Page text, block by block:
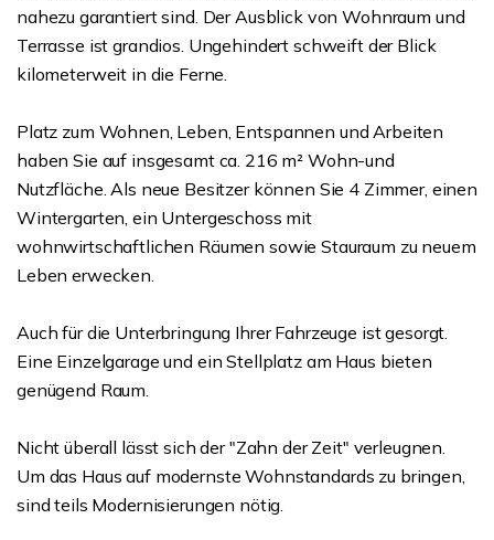
nahezu garantiert sind. Der Ausblick von Wohnraum und
Terrasse ist grandios. Ungehindert schweift der Blick
kilometerweit in die Ferne.
Platz zum Wohnen, Leben, Entspannen und Arbeiten
haben Sie auf insgesamt ca. 216 m² Wohn-und
Nutzfläche. Als neue Besitzer können Sie 4 Zimmer, einen
Wintergarten, ein Untergeschoss mit
wohnwirtschaftlichen Räumen sowie Stauraum zu neuem
Leben erwecken.
Auch für die Unterbringung Ihrer Fahrzeuge ist gesorgt.
Eine Einzelgarage und ein Stellplatz am Haus bieten
genügend Raum.
Nicht überall lässt sich der "Zahn der Zeit" verleugnen.
Um das Haus auf modernste Wohnstandards zu bringen,
sind teils Modernisierungen nötig.